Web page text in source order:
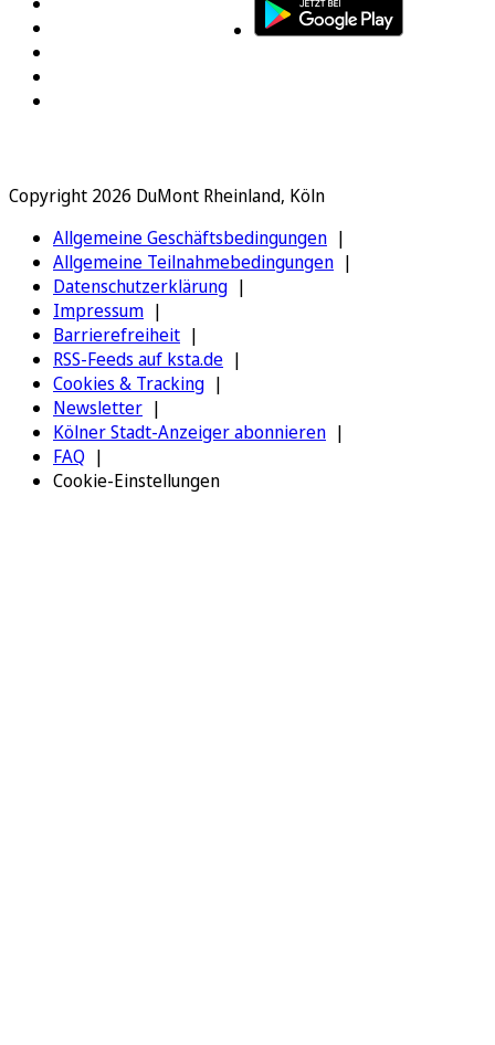
Copyright 2026 DuMont Rheinland, Köln
Allgemeine Geschäftsbedingungen
Allgemeine Teilnahmebedingungen
Datenschutzerklärung
Impressum
Barrierefreiheit
RSS-Feeds auf ksta.de
Cookies & Tracking
Newsletter
Kölner Stadt-Anzeiger abonnieren
FAQ
Cookie-Einstellungen